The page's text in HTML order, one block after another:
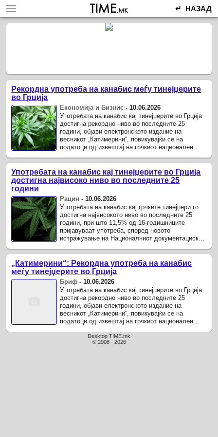
↵ НАЗАД
Рекордна употреба на канабис меѓу тинејџерите
во Грција
Економија и Бизнис - 10.06.2026
Употребата на канабис кај тинејџерите во Грција
достигна рекордно ниво во последните 25
години, објави електронското издание на
весникот „Катимерини“, повикувајќи се на
податоци од извештај на грчкиот национален
Употребата на канабис кај тинејџерите во Грција
достигна највисоко ниво во последните 25
години
Рацин - 10.06.2026
Употребата на канабис кај грчките тинејџери го
достигна највисокото ниво во последните 25
години, при што 11,5% од 16-годишниците
пријавуваат употреба, според новото
истражување на Националниот документациски
„Катимерини“: Рекордна употреба на канабис
меѓу тинејџерите во Грција
Бриф -10.06.2026
Употребата на канабис кај тинејџерите во Грција
достигна рекордно ниво во последните 25
години, објави електронското издание на
весникот „Катимерини“, повикувајќи се на
податоци од извештај на грчкиот национален
Desktop TIME.mk
© 2008 - 2026